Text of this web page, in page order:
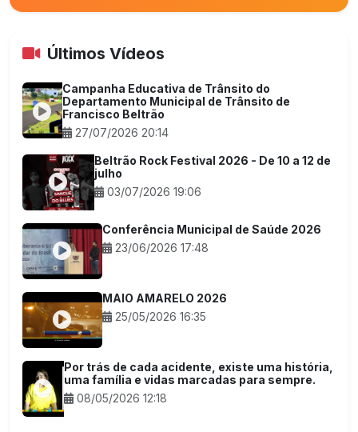
Últimos Vídeos
Campanha Educativa de Trânsito do
Departamento Municipal de Trânsito de
Francisco Beltrão
27/07/2026 20:14
Beltrão Rock Festival 2026 - De 10 a 12 de
julho
03/07/2026 19:06
Conferência Municipal de Saúde 2026
23/06/2026 17:48
MAIO AMARELO 2026
25/05/2026 16:35
Por trás de cada acidente, existe uma história,
uma família e vidas marcadas para sempre.
08/05/2026 12:18